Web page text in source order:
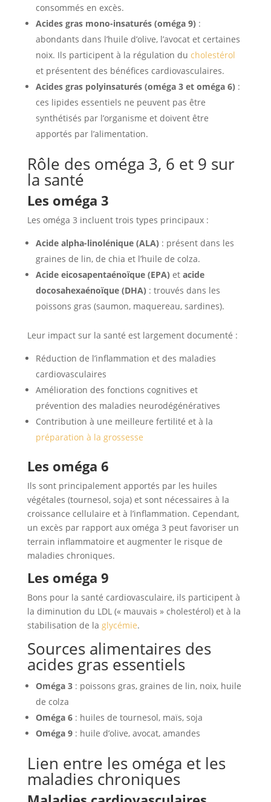
consommés en excès.
Acides gras mono-insaturés (oméga 9) :
abondants dans l’huile d’olive, l’avocat et certaines
noix. Ils participent à la régulation du cholestérol
et présentent des bénéfices cardiovasculaires.
Acides gras polyinsaturés (oméga 3 et oméga 6) :
ces lipides essentiels ne peuvent pas être
synthétisés par l’organisme et doivent être
apportés par l’alimentation.
Rôle des oméga 3, 6 et 9 sur
la santé
Les oméga 3
Les oméga 3 incluent trois types principaux :
Acide alpha-linolénique (ALA) : présent dans les
graines de lin, de chia et l’huile de colza.
Acide eicosapentaénoïque (EPA) et acide
docosahexaénoïque (DHA) : trouvés dans les
poissons gras (saumon, maquereau, sardines).
Leur impact sur la santé est largement documenté :
Réduction de l’inflammation et des maladies
cardiovasculaires
Amélioration des fonctions cognitives et
prévention des maladies neurodégénératives
Contribution à une meilleure fertilité et à la
préparation à la grossesse
Les oméga 6
Ils sont principalement apportés par les huiles
végétales (tournesol, soja) et sont nécessaires à la
croissance cellulaire et à l’inflammation. Cependant,
un excès par rapport aux oméga 3 peut favoriser un
terrain inflammatoire et augmenter le risque de
maladies chroniques.
Les oméga 9
Bons pour la santé cardiovasculaire, ils participent à
la diminution du LDL (« mauvais » cholestérol) et à la
stabilisation de la glycémie.
Sources alimentaires des
acides gras essentiels
Oméga 3: poissons gras, graines de lin, noix, huile
de colza
Oméga 6: huiles de tournesol, maïs, soja
Oméga 9: huile d’olive, avocat, amandes
Lien entre les oméga et les
maladies chroniques